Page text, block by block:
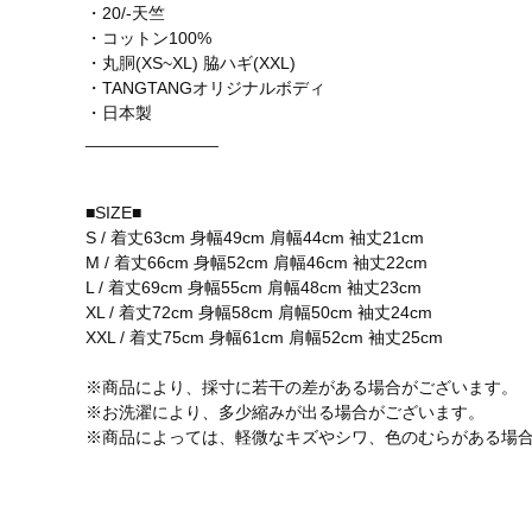
・20/-天竺
・コットン100%
・丸胴(XS~XL) 脇ハギ(XXL)
・TANGTANGオリジナルボディ
・日本製
■SIZE■
S / 着丈63cm 身幅49cm 肩幅44cm 袖丈21cm
M / 着丈66cm 身幅52cm 肩幅46cm 袖丈22cm
L / 着丈69cm 身幅55cm 肩幅48cm 袖丈23cm
XL / 着丈72cm 身幅58cm 肩幅50cm 袖丈24cm
XXL / 着丈75cm 身幅61cm 肩幅52cm 袖丈25cm
※商品により、採寸に若干の差がある場合がございます。
※お洗濯により、多少縮みが出る場合がございます。
※商品によっては、軽微なキズやシワ、色のむらがある場